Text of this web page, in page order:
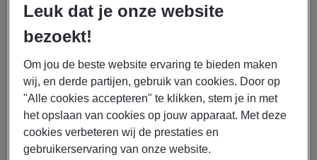
tijd de juiste verpakkingen en grondstoffen ontvangt. Je
houdt het magazijn netjes en overzichtelijk, zodat alles
wat prioriteit heeft. Zo zorg je dat klantorders op tijd
klaarstaan, zodat huisdieren hun voeding nooit hoeven te
missen.
Dit krijg je
Brutosalaris van € 2.600,- tot € 3.000,- per maand
Leuk dat je onze website
bezoekt!
Om jou de beste website ervaring te bieden maken
wij, en derde partijen, gebruik van cookies. Door op
"Alle cookies accepteren" te klikken, stem je in met
het opslaan van cookies op jouw apparaat. Met deze
cookies verbeteren wij de prestaties en
gebruikerservaring van onze website.